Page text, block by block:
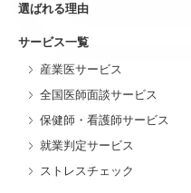
選ばれる理由
サービス一覧
産業医サービス
全国医師面談サービス
保健師・看護師サービス
就業判定サービス
ストレスチェック